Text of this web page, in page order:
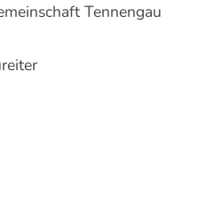
Tennengau